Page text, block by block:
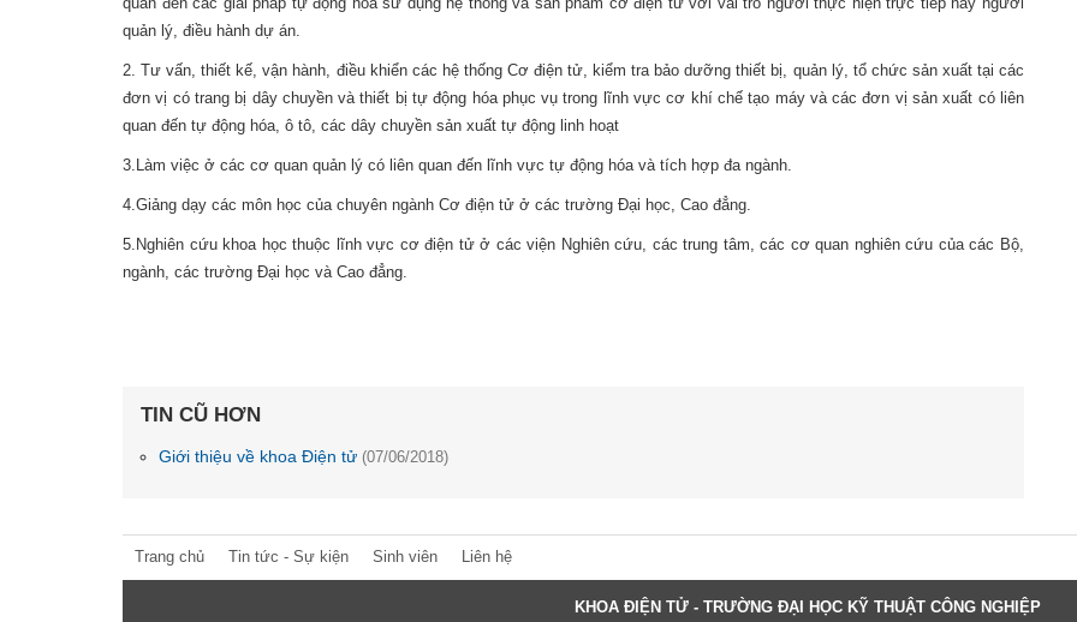
quản lý, điều hành dự án.
2. Tư vấn, thiết kế, vận hành, điều khiển các hệ thống Cơ điện tử, kiểm tra bảo dưỡng thiết bị, quản lý, tổ chức sản xuất tại các
đơn vị có trang bị dây chuyền và thiết bị tự động hóa phục vụ trong lĩnh vực cơ khí chế tạo máy và các đơn vị sản xuất có liên
quan đến tự động hóa, ô tô, các dây chuyền sản xuất tự động linh hoạt
3.Làm việc ở các cơ quan quản lý có liên quan đến lĩnh vực tự động hóa và tích hợp đa ngành.
4.Giảng dạy các môn học của chuyên ngành Cơ điện tử ở các trường Đại học, Cao đẳng.
5.Nghiên cứu khoa học thuộc lĩnh vực cơ điện tử ở các viện Nghiên cứu, các trung tâm, các cơ quan nghiên cứu của các Bộ,
ngành, các trường Đại học và Cao đẳng.
TIN CŨ HƠN
Giới thiệu về khoa Điện tử (07/06/2018)
Trang chủ Tin tức - Sự kiện Sinh viên Liên hệ
KHOA ĐIỆN TỬ - TRƯỜNG ĐẠI HỌC KỸ THUẬT CÔNG NGHIỆP